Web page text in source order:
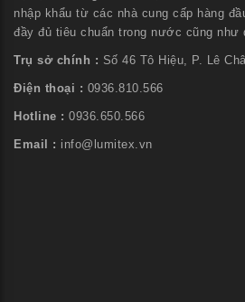
nhập khẩu từ các nhà cung cấp hàng
đầy đủ tiêu chuẩn trong nước cũng như
Trụ sở chính : Số 46 Tô Hiệu, P. Lê
Điện thoại : 0936.810.566
Hotline : 0936.650.566
Email : info@lumitex.vn